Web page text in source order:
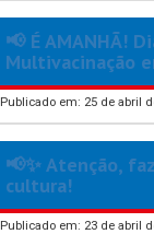
📢 É AMANHÃ!
Multivacinação
Publicado em: 25 de abril
📢✨ Atenção,
cultura!
Publicado em: 23 de abril